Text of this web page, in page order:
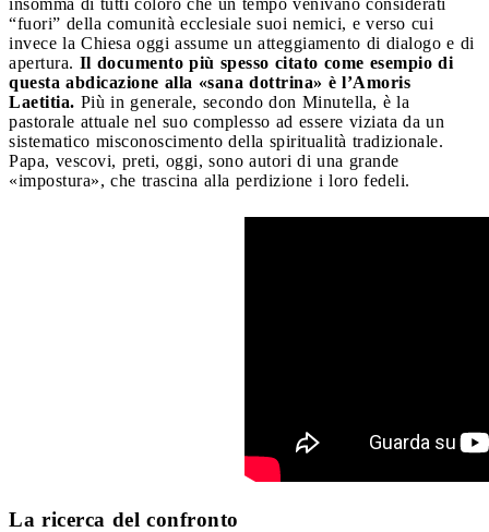
“fuori” della comunità ecclesiale suoi nemici, e verso cui
invece la Chiesa oggi assume un atteggiamento di dialogo e di
apertura. Il documento più spesso citato come esempio di
questa abdicazione alla «sana dottrina» è l’Amoris
Laetitia. Più in generale, secondo don Minutella, è la
pastorale attuale nel suo complesso ad essere viziata da un
sistematico misconoscimento della spiritualità tradizionale.
Papa, vescovi, preti, oggi, sono autori di una grande
«impostura», che trascina alla perdizione i loro fedeli.
La ricerca del confronto